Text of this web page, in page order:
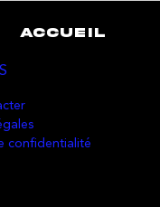
ACCUEIL
confidentialité